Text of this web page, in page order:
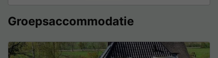
Groepsaccommodatie